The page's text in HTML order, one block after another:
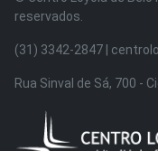
reservados.
(31) 3342-2847 |
Rua Sinval de Sá, 700 -